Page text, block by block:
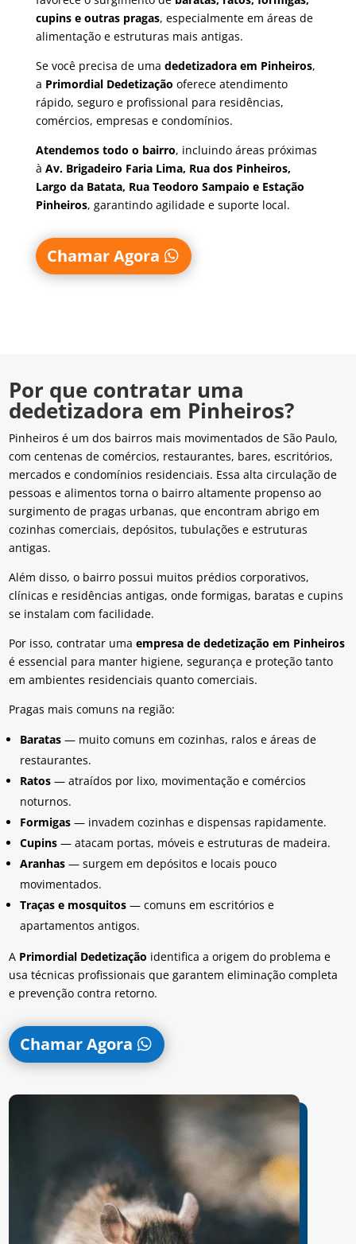
cupins e outras pragas, especialmente em áreas de
alimentação e estruturas mais antigas.
Se você precisa de uma dedetizadora em Pinheiros,
a Primordial Dedetização oferece atendimento
rápido, seguro e profissional para residências,
comércios, empresas e condomínios.
Atendemos todo o bairro, incluindo áreas próximas
à Av. Brigadeiro Faria Lima, Rua dos Pinheiros,
Largo da Batata, Rua Teodoro Sampaio e Estação
Pinheiros, garantindo agilidade e suporte local.
Chamar Agora
Por que contratar uma
dedetizadora em Pinheiros?
Pinheiros é um dos bairros mais movimentados de São Paulo,
com centenas de comércios, restaurantes, bares, escritórios,
mercados e condomínios residenciais. Essa alta circulação de
pessoas e alimentos torna o bairro altamente propenso ao
surgimento de pragas urbanas, que encontram abrigo em
cozinhas comerciais, depósitos, tubulações e estruturas
antigas.
Além disso, o bairro possui muitos prédios corporativos,
clínicas e residências antigas, onde formigas, baratas e cupins
se instalam com facilidade.
Por isso, contratar umaempresa de dedetização em Pinheiros
é essencial para manter higiene, segurança e proteção tanto
em ambientes residenciais quanto comerciais.
Pragas mais comuns na região:
Baratas — muito comuns em cozinhas, ralos e áreas de
restaurantes.
Ratos — atraídos por lixo, movimentação e comércios
noturnos.
Formigas — invadem cozinhas e dispensas rapidamente.
Cupins — atacam portas, móveis e estruturas de madeira.
Aranhas — surgem em depósitos e locais pouco
movimentados.
Traças e mosquitos — comuns em escritórios e
apartamentos antigos.
A Primordial Dedetização identifica a origem do problema e
usa técnicas profissionais que garantem eliminação completa
e prevenção contra retorno.
Chamar Agora